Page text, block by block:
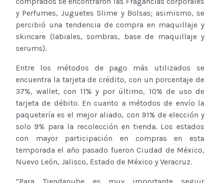
y Perfumes, Juguetes Slime y Bolsas; asimismo, se
percibió una tendencia de compra en maquillaje y
skincare (labiales, sombras, base de maquillaje y
serums).
Entre los métodos de pago más utilizados se
encuentra la tarjeta de crédito, con un porcentaje de
37%, wallet, con 11% y por último, 10% de uso de
tarjeta de débito. En cuanto a métodos de envío la
paquetería es el mejor aliado, con 91% de elección y
solo 9% para la recolección en tienda. Los estados
con mayor participación en compras en esta
temporada el año pasado fueron Ciudad de México,
Nuevo León, Jalisco, Estado de México y Veracruz.